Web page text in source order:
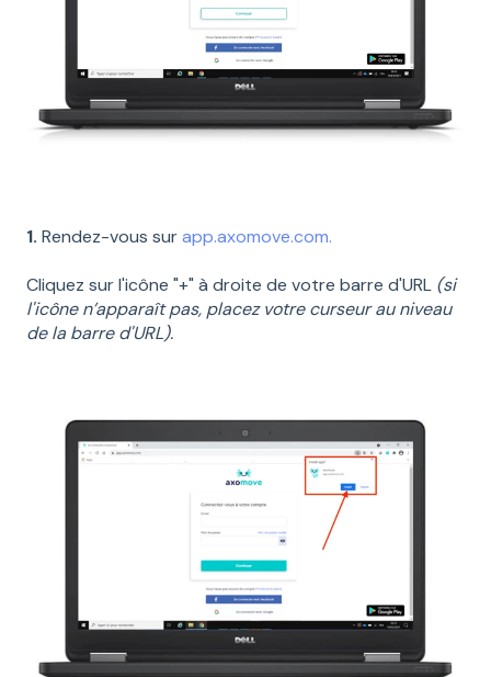
1. Rendez-vous surapp.axomove.com.
Cliquez sur l'icône "+" à droite de votre barre d'URL (si
l'icône n’apparaît pas, placez votre curseur au niveau
de la barre d'URL).